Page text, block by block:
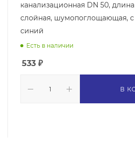
канализационная DN 50,
слойная, шумопоглощающая, с
синий
Есть в наличии
533 ₽
В